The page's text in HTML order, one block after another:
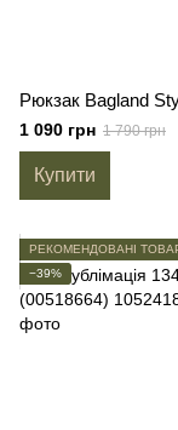
1 090 грн 1 790 грн
Купити
РЕКОМЕНДОВАНІ
−39%